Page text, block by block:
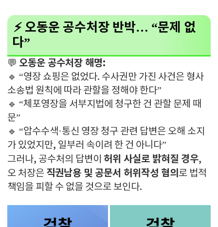
⚡ 오동운 공수처장 반박… “문제 없
다”
💬 오동운 공수처장 해명:
🔹 “영장 쇼핑은 없었다. 수사권만 가진 사건은 형사
소송법 원칙에 따라 관할을 정해야 한다”
🔹 “체포영장을 서부지법에 청구한 건 관할 문제 때
문”
🔹 “압수수색·통신 영장 청구 관련 답변은 오해 소지
가 있었지만, 일부러 속이려 한 건 아니다”
그러나, 공수처의 답변이 허위 사실로 밝혀질 경우,
오 처장은 직권남용 및 공문서 허위작성 혐의 로 법적
책임을 피할 수 없을 것으로 보인다.